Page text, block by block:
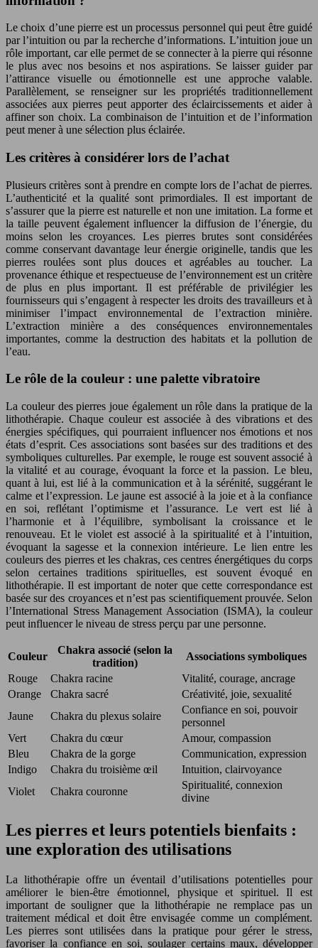
Le choix d’une pierre est un processus personnel qui peut être guidé
par l’intuition ou par la recherche d’informations. L’intuition joue un
rôle important, car elle permet de se connecter à la pierre qui résonne
le plus avec nos besoins et nos aspirations. Se laisser guider par
l’attirance visuelle ou émotionnelle est une approche valable.
Parallèlement, se renseigner sur les propriétés traditionnellement
associées aux pierres peut apporter des éclaircissements et aider à
affiner son choix. La combinaison de l’intuition et de l’information
peut mener à une sélection plus éclairée.
Les critères à considérer lors de l’achat
Plusieurs critères sont à prendre en compte lors de l’achat de pierres.
L’authenticité et la qualité sont primordiales. Il est important de
s’assurer que la pierre est naturelle et non une imitation. La forme et
la taille peuvent également influencer la diffusion de l’énergie, du
moins selon les croyances. Les pierres brutes sont considérées
comme conservant davantage leur énergie originelle, tandis que les
pierres roulées sont plus douces et agréables au toucher. La
provenance éthique et respectueuse de l’environnement est un critère
de plus en plus important. Il est préférable de privilégier les
fournisseurs qui s’engagent à respecter les droits des travailleurs et à
minimiser l’impact environnemental de l’extraction minière.
L’extraction minière a des conséquences environnementales
importantes, comme la destruction des habitats et la pollution de
l’eau.
Le rôle de la couleur : une palette vibratoire
La couleur des pierres joue également un rôle dans la pratique de la
lithothérapie. Chaque couleur est associée à des vibrations et des
énergies spécifiques, qui pourraient influencer nos émotions et nos
états d’esprit. Ces associations sont basées sur des traditions et des
symboliques culturelles. Par exemple, le rouge est souvent associé à
la vitalité et au courage, évoquant la force et la passion. Le bleu,
quant à lui, est lié à la communication et à la sérénité, suggérant le
calme et l’expression. Le jaune est associé à la joie et à la confiance
en soi, reflétant l’optimisme et l’assurance. Le vert est lié à
l’harmonie et à l’équilibre, symbolisant la croissance et le
renouveau. Et le violet est associé à la spiritualité et à l’intuition,
évoquant la sagesse et la connexion intérieure. Le lien entre les
couleurs des pierres et les chakras, ces centres énergétiques du corps
selon certaines traditions spirituelles, est souvent évoqué en
lithothérapie. Il est important de noter que cette correspondance est
basée sur des croyances et n’est pas scientifiquement prouvée. Selon
l’International Stress Management Association (ISMA), la couleur
peut influencer le niveau de stress perçu par une personne.
Couleur
Chakra associé (selon la
tradition)
Associations symboliques
Rouge
Chakra racine
Vitalité, courage, ancrage
Orange
Chakra sacré
Créativité, joie, sexualité
Jaune
Chakra du plexus solaire
Confiance en soi, pouvoir
personnel
Vert
Chakra du cœur
Amour, compassion
Bleu
Chakra de la gorge
Communication, expression
Indigo
Chakra du troisième œil
Intuition, clairvoyance
Violet
Chakra couronne
Spiritualité, connexion
divine
Les pierres et leurs potentiels bienfaits :
une exploration des utilisations
La lithothérapie offre un éventail d’utilisations potentielles pour
améliorer le bien-être émotionnel, physique et spirituel. Il est
important de souligner que la lithothérapie ne remplace pas un
traitement médical et doit être envisagée comme un complément.
Les pierres sont utilisées dans la pratique pour gérer le stress,
favoriser la confiance en soi, soulager certains maux, développer